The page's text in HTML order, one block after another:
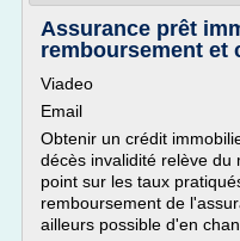
Assurance prêt
remboursement et
Viadeo
Email
Obtenir un crédit
décès invalidité relève du
point sur les taux
remboursement de
ailleurs possible d'en